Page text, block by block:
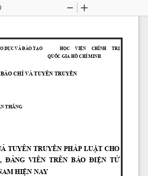
Zoom
DỤC VÀ ĐÀO TẠO HỌC
  VIỆN
CHÍNH
  TRỊ
QUỐC GIA HỒ CHÍ MINH
CHÍ VÀ TUYÊN TRUYỀN
THẮNG
TUYÊN TRUYỀN PHÁP LUẬT CHO
ĐẢNG
  VIÊN  TRÊN  BÁO
ĐIỆN TỬ
HIỆN NAY